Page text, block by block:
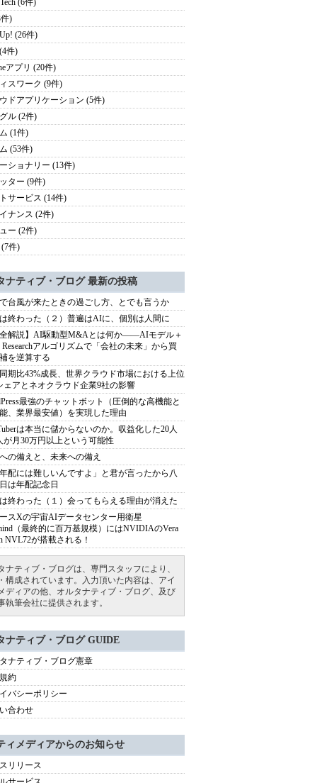
(6件)
)
(26件)
件)
アプリ (20件)
スワーク (9件)
ドアプリケーション (5件)
ル (2件)
(1件)
(53件)
ショナリー (13件)
ター (9件)
サービス (14件)
ナンス (2件)
ー (2件)
件)
ナティブ・ブログ 最新の投稿
台風が来たときの過ごし方、とでも言うか
終わった（２）普遍はAIに、個別は人間に
解説】AI駆動型M&Aとは何か――AIモデル＋
Researchアルゴリズムで「会社の未来」から買
を逆算する
期比43%成長、世界クラウド市場における上位
ェアとネオクラウド企業9社の影響
最強のチャットボット（圧倒的な高機能と
、業界最安値）を実現した理由
は本当に儲からないのか。収益化した20人
が月30万円以上という可能性
の備えと、未来への備え
配には難しいんですよ」と君が言ったから八
は年配記念日
終わった（１）会ってもらえる理由が消えた
スXの宇宙AIデータセンター用衛星
（最終的に百万基規模）にはNVIDIAのVera
NVL72が搭載される！
ナティブ・ブログは、専門スタッフにより、
構成されています。入力頂いた内容は、アイ
ディアの他、オルタナティブ・ブログ、及び
執筆会社に提供されます。
ナティブ・ブログ GUIDE
ナティブ・ブログ憲章
約
バシーポリシー
合わせ
ィメディアからのお知らせ
リリース